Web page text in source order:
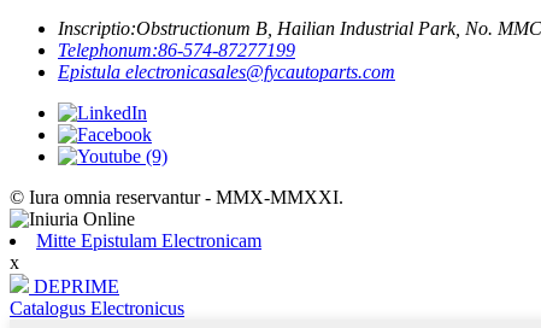
Inscriptio:Obstructionum B, Hailian Industrial Park, No.
Telephonum:86-574-87277199
Epistula electronicasales@fycautoparts.com
© Iura omnia reservantur - MMX-MMXXI.
Mitte Epistulam Electronicam
x
DEPRIME
Catalogus Electronicus